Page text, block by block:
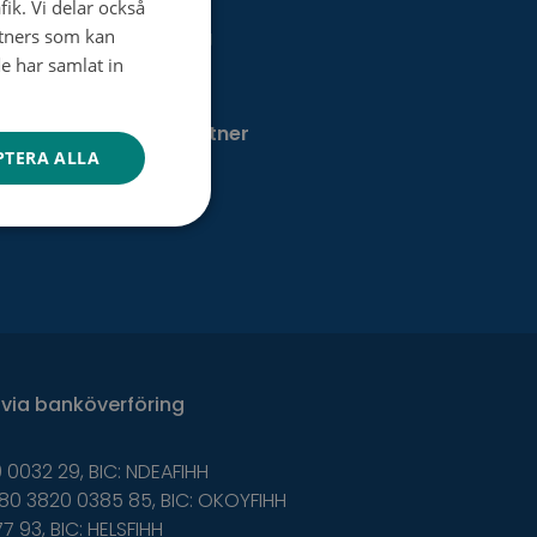
Dagsverkesinsamling
Bli vår samarbetspartner
via banköverföring
29, BIC: NDEAFIHH
3820 0385 85, BIC: OKOYFIHH
93, BIC: HELSFIHH
FINNISH
SWEDISH
Vi delar också
som kan
har samlat in
ALLA